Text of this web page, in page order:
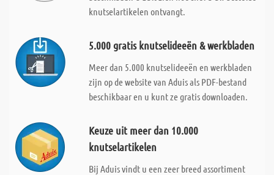
knutselartikelen ontvangt.
5.000 gratis knutselideeën & werkbladen
Meer dan 5.000 knutselideeën en werkbladen
zijn op de website van Aduis als PDF-bestand
beschikbaar en u kunt ze gratis downloaden.
Keuze uit meer dan 10.000
knutselartikelen
Bij Aduis vindt u een zeer breed assortiment